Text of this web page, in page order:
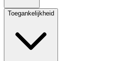
Toegankelijkheid